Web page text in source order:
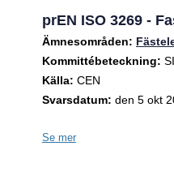
prEN ISO 3269 -
Ämnesområden:
Kommittébeteckning:
Källa: CEN
Svarsdatum: den 5 okt
Se mer